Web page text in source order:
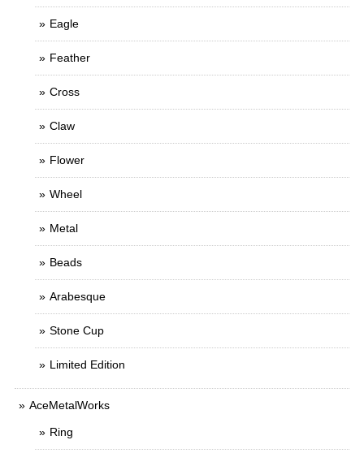
Eagle
Feather
Cross
Claw
Flower
Wheel
Metal
Beads
Arabesque
Stone Cup
Limited Edition
AceMetalWorks
Ring